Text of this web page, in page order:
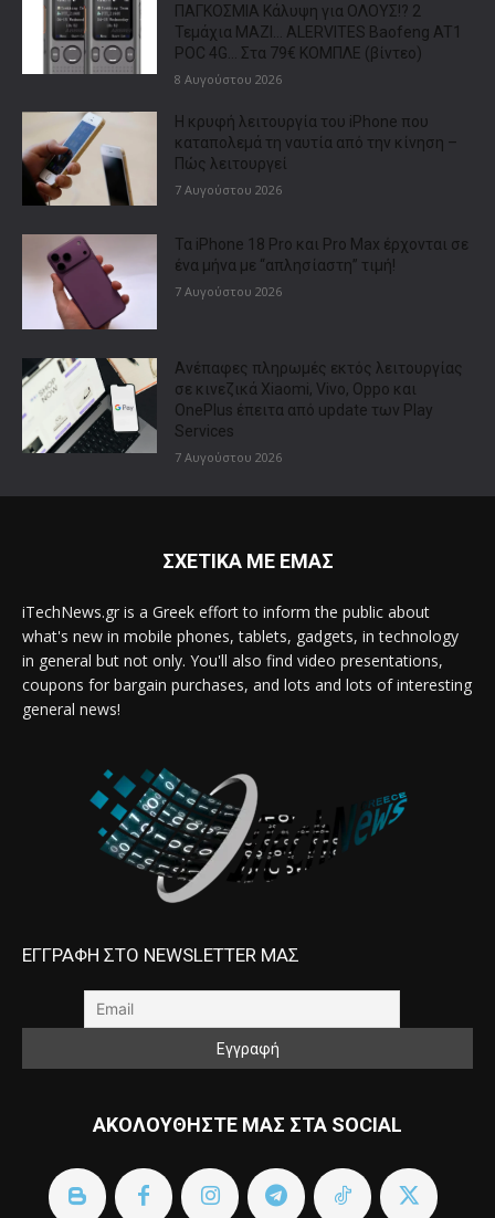
ΠΑΓΚΟΣΜΙΑ Κάλυψη για ΟΛΟΥΣ!? 2
Τεμάχια ΜΑΖΙ… ALERVITES Baofeng AT1
POC 4G… Στα 79€ ΚΟΜΠΛΕ (βίντεο)
8 Αυγούστου 2026
Η κρυφή λειτουργία του iPhone που
καταπολεμά τη ναυτία από την κίνηση –
Πώς λειτουργεί
7 Αυγούστου 2026
Τα iPhone 18 Pro και Pro Max έρχονται σε
ένα μήνα με “απλησίαστη” τιμή!
7 Αυγούστου 2026
Ανέπαφες πληρωμές εκτός λειτουργίας
σε κινεζικά Xiaomi, Vivo, Oppo και
OnePlus έπειτα από update των Play
Services
7 Αυγούστου 2026
ΣΧΕΤΙΚΑ ΜΕ ΕΜΑΣ
iTechNews.gr is a Greek effort to inform the public about
what's new in mobile phones, tablets, gadgets, in technology
in general but not only. You'll also find video presentations,
coupons for bargain purchases, and lots and lots of interesting
general news!
ΕΓΓΡΑΦΗ ΣΤΟ NEWSLETTER ΜΑΣ
ΑΚΟΛΟΥΘΗΣΤΕ ΜΑΣ ΣΤΑ SOCIAL